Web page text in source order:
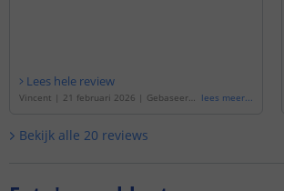
Lees hele review
Vincent | 21 februari 2026 | Gebaseerd
lees meer...
Bekijk alle 20 reviews